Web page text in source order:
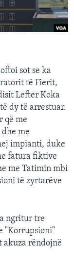
sot se ka
të Fierit,
Lefter Koka
dy të arrestuar.
që me
me
impianti, duke
fatura fiktive
me Tatimin mbi
të zyrtarëve
ngritur tre
"Korrupsioni"
akuza rëndojnë